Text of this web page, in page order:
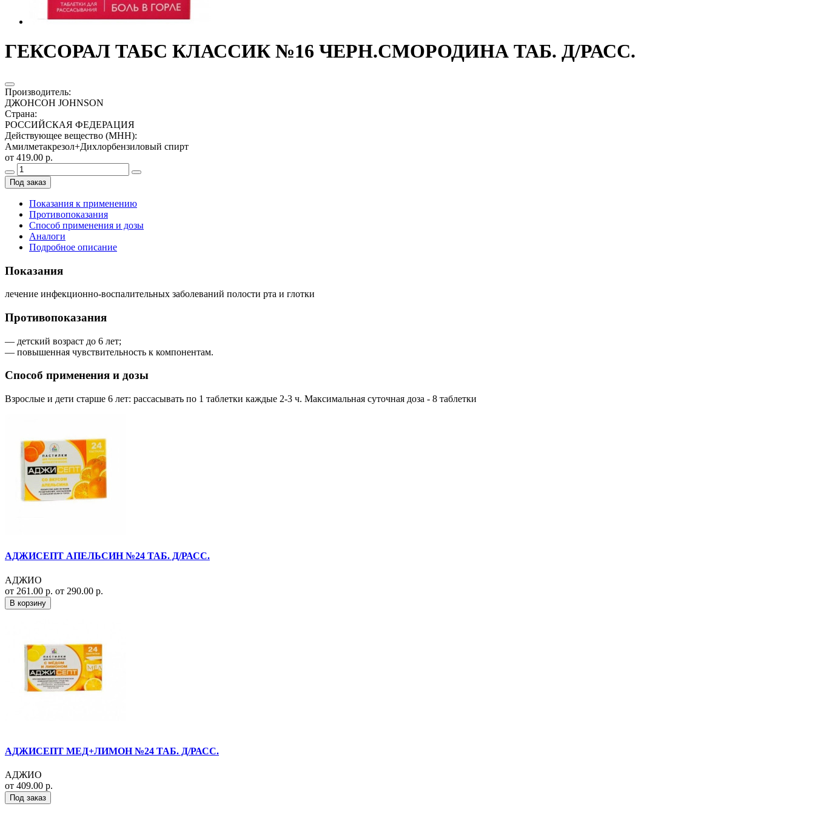
ГЕКСОРАЛ ТАБС КЛАССИК №16 ЧЕРН.СМОРОДИНА ТАБ. Д/РАСС.
Производитель:
ДЖОНСОН JOHNSON
Страна:
РОССИЙСКАЯ ФЕДЕРАЦИЯ
Действующее вещество (МНН):
Амилметакрезол+Дихлорбензиловый спирт
от 419.00 р.
Под заказ
Показания к применению
Противопоказания
Способ применения и дозы
Аналоги
Подробное описание
Показания
лечение инфекционно-воспалительных заболеваний полости рта и глотки
Противопоказания
— детский возраст до 6 лет;
— повышенная чувствительность к компонентам.
Способ применения и дозы
Взрослые и дети старше 6 лет: рассасывать по 1 таблетки каждые 2-3 ч. Максимальная суточная доза - 8 таблетки
АДЖИСЕПТ АПЕЛЬСИН №24 ТАБ. Д/РАСС.
АДЖИО
от 261.00 р. от 290.00 р.
В корзину
АДЖИСЕПТ МЕД+ЛИМОН №24 ТАБ. Д/РАСС.
АДЖИО
от 409.00 р.
Под заказ